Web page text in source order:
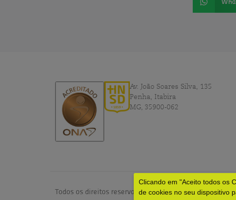
Clicando em "Aceito todos os
de cookies no seu dispositivo
Av. João Soares Silva, 135
Penha, Itabira
MG, 35900-062
Todos os direitos reservados © 2024 – HNSD por